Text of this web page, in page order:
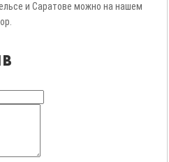
и Саратове можно на нашем